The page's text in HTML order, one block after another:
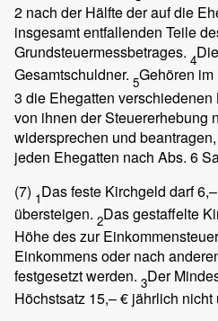
2 nach der Hälfte der auf die
insgesamt entfallenden Teile
Grundsteuermessbetrages. 4
Gesamtschuldner. 5Gehören
3 die Ehegatten
von ihnen der Steuererhebung
widersprechen und
jeden Ehegatten nach Abs. 6
(7) 1Das feste Kirchgeld darf
übersteigen. 2Das gestaffelte
Höhe des zur
Einkommens oder nach
festgesetzt werden. 3Der
Höchstsatz 15,– € jährlich nicht